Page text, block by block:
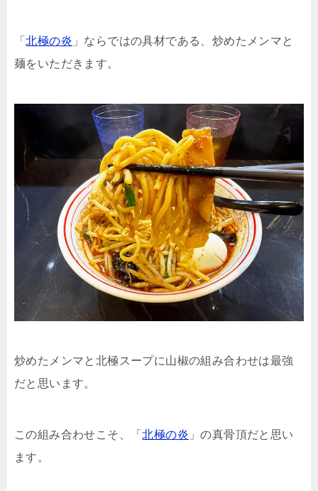
「北極の炎 」ならではの具材である、炒めたメンマと
麺をいただきます。
炒めたメンマと北極スープに山椒の組み合わせは最強
だと思います。
この組み合わせこそ、「北極の炎 」の真骨頂だと思い
ます。